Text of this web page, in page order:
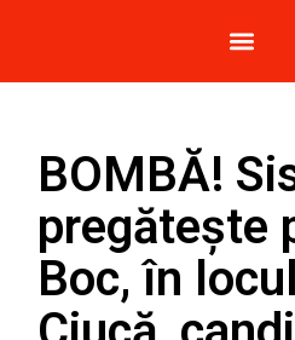
BOMBĂ!
pregătește
Boc, în